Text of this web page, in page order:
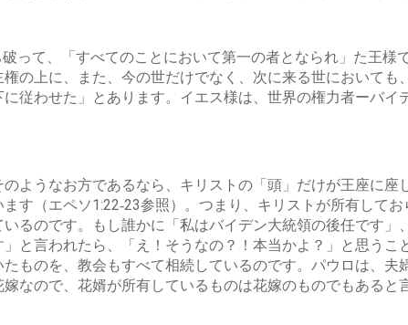
って、「すべてのことにおいて第一の者となられ」た王様
の上に、また、今の世だけでなく、次に来る世において
従わせた」とあります。イエス様は、世界の権力者ーバ
ようなお方であるなら、キリストの「頭」だけが王座に
す（エペソ1:22‐23参照）。つまり、キリストが所有して
るのです。もし誰かに「私はバイデン大統領の後任です」
と言われたら、「え！そうなの？！本当かよ？」と思う
ものを、教会もすべて相続しているのです。パウロは、
なので、花婿が所有しているものは花嫁のものでもあると